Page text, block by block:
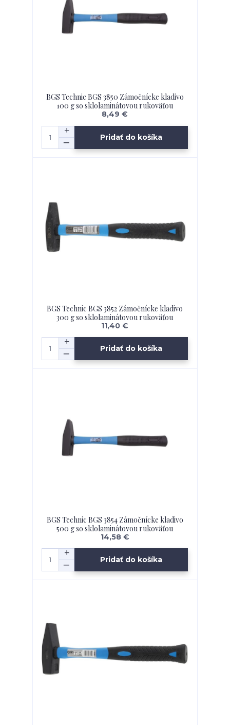
BGS Technic BGS 3850 Zámočnícke kladivo
100 g so sklolaminátovou rukoväťou
8,49 €
Pridať do košíka
BGS Technic BGS 3852 Zámočnícke kladivo
300 g so sklolaminátovou rukoväťou
11,40 €
Pridať do košíka
BGS Technic BGS 3854 Zámočnícke kladivo
500 g so sklolaminátovou rukoväťou
14,58 €
Pridať do košíka